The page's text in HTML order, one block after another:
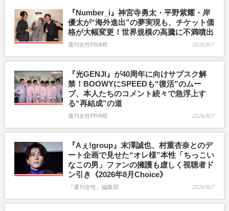
『Number_i』神宮寺勇太・平野紫耀・岸
優太が“海外進出”の夢実現も、チケット価
格が大幅変更！世界規模の高騰に不満噴出
週刊女性PRIME 2026/8/7
『光GENJI』が40周年に向けサブスク解
禁！BOOWYにSPEEDも“復活”のムー
ブ、本人たちのコメント続々で急浮上す
る“再結成”の道
週刊女性PRIME 2026/8/7
『Aぇ!group』末澤誠也、村重杏奈とのデ
ート企画で見せた“オレ様”本性「ちっこい
なこの男」ファンの擁護も虚しく視聴者ド
ン引き《2026年8月Choice》
『週刊女性』編集部 2026/8/7